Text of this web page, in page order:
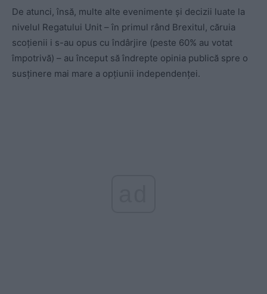
De atunci, însă, multe alte evenimente și decizii luate la
nivelul Regatului Unit – în primul rând Brexitul, căruia
scoțienii i s-au opus cu îndârjire (peste 60% au votat
împotrivă) – au început să îndrepte opinia publică spre o
susținere mai mare a opțiunii independenței.